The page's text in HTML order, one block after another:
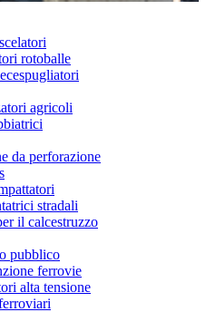
rotoballe
agricoli
da perforazione
stradali
il calcestruzzo
pubblico
ferrovie
alta tensione